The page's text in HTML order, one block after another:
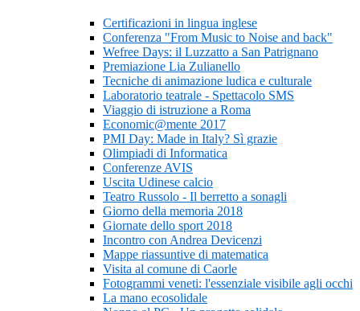
Certificazioni in lingua inglese
Conferenza "From Music to Noise and back"
Wefree Days: il Luzzatto a San Patrignano
Premiazione Lia Zulianello
Tecniche di animazione ludica e culturale
Laboratorio teatrale - Spettacolo SMS
Viaggio di istruzione a Roma
Economic@mente 2017
PMI Day: Made in Italy? Sì grazie
Olimpiadi di Informatica
Conferenze AVIS
Uscita Udinese calcio
Teatro Russolo - Il berretto a sonagli
Giorno della memoria 2018
Giornate dello sport 2018
Incontro con Andrea Devicenzi
Mappe riassuntive di matematica
Visita al comune di Caorle
Fotogrammi veneti: l'essenziale visibile agli occhi
La mano ecosolidale